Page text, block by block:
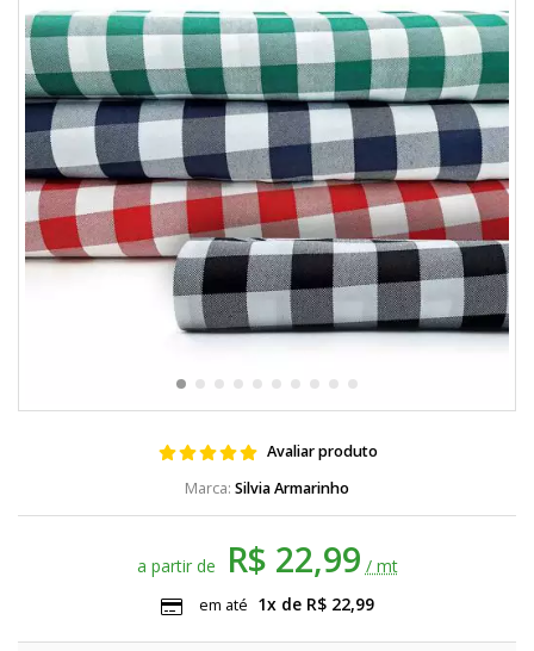
Avaliar produto
Silvia Armarinho
a partir de R$ 22,99 / mt
em até 1x de R$ 22,99